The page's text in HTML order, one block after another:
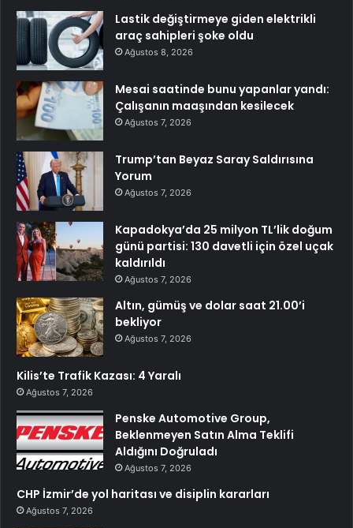
Lastik değiştirmeye giden elektrikli
araç sahipleri şoke oldu
Ağustos 8, 2026
Mesai saatinde bunu yapanlar yandı:
Çalışanın maaşından kesilecek
Ağustos 7, 2026
Trump’tan Beyaz Saray Saldırısına
Yorum
Ağustos 7, 2026
Kapadokya’da 25 milyon TL’lik doğum
günü partisi: 130 davetli için özel uçak
kaldırıldı
Ağustos 7, 2026
Altın, gümüş ve dolar saat 21.00’i
bekliyor
Ağustos 7, 2026
Kilis’te Trafik Kazası: 4 Yaralı
Ağustos 7, 2026
Penske Automotive Group,
Beklenmeyen Satın Alma Teklifi
Aldığını Doğruladı
Ağustos 7, 2026
CHP İzmir’de yol haritası ve disiplin kararları
Ağustos 7, 2026